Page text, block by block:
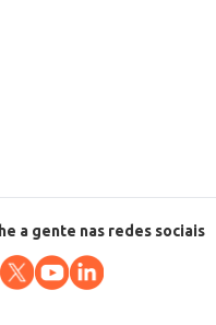
a gente nas redes sociais